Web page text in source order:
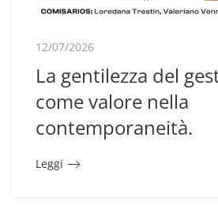
12/07/2026
La gentilezza del
come valore nella
contemporaneità.
Leggi